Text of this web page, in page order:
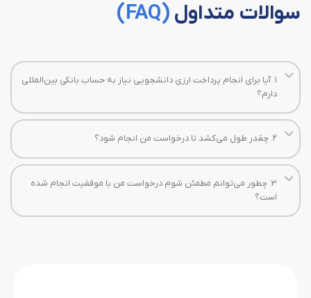
سوالات متداول (FAQ)
۱. آیا برای انجام پرداخت ارزی دانشجویی نیاز به حساب بانکی بین‌المللی
دارم؟
۲. چقدر طول می‌کشد تا درخواست من انجام شود؟
3. چطور می‌توانم مطمئن شوم درخواست من با موفقیت انجام شده
است؟